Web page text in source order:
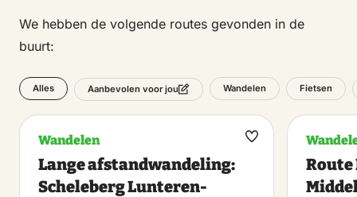
We hebben de volgende routes gevonden in de
buurt:
Alles Aanbevolen voor jou Wandelen Fietsen
Wandelen
Lange afstandwandeling:
Scheleberg Lunteren-
Maak
Route